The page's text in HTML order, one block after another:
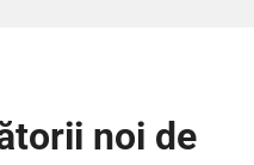
noi de